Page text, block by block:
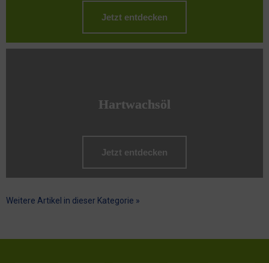
Jetzt entdecken
Jetzt entdecken
Hartwachsöl
Weitere Artikel in dieser Kategorie »